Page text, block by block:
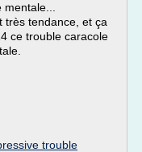
très tendance, et ça
ce trouble caracole
trouble